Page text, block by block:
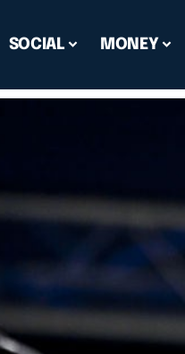
SOCIAL MONEY